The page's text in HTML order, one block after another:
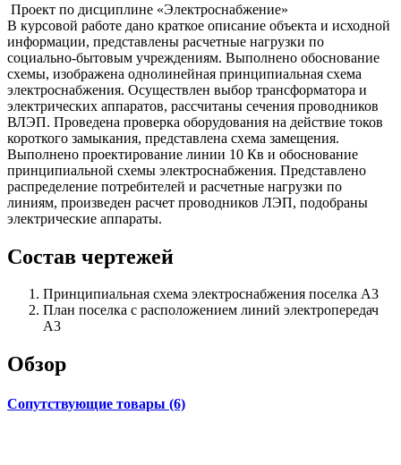
Проект по дисциплине «Электроснабжение»
В курсовой работе дано краткое описание объекта и исходной
информации, представлены расчетные нагрузки по
социально-бытовым учреждениям. Выполнено обоснование
схемы, изображена однолинейная принципиальная схема
электроснабжения. Осуществлен выбор трансформатора и
электрических аппаратов, рассчитаны сечения проводников
ВЛЭП. Проведена проверка оборудования на действие токов
короткого замыкания, представлена схема замещения.
Выполнено проектирование линии 10 Кв и обоснование
принципиальной схемы электроснабжения. Представлено
распределение потребителей и расчетные нагрузки по
линиям, произведен расчет проводников ЛЭП, подобраны
электрические аппараты.
Состав чертежей
Принципиальная схема электроснабжения поселка А3
План поселка с расположением линий электропередач
А3
Обзор
Сопутствующие товары (6)